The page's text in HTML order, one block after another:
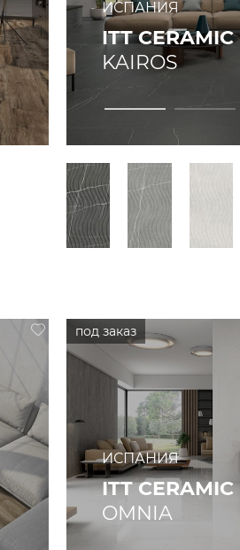
ИСПАНИЯ
ITT CERAMIC
KAIROS
ИСПАНИЯ
ITT CERAMIC
OMNIA